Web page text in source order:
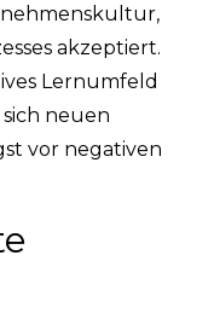
akzeptiert.
Lernumfeld
neuen
vor negativen